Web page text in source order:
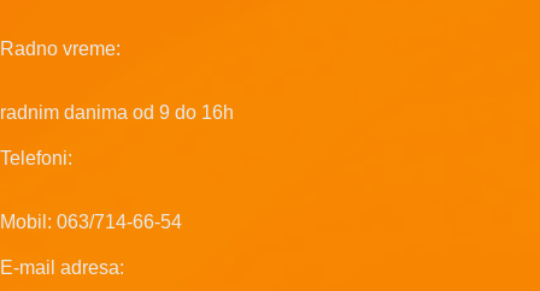
Radno vreme:
radnim danima od 9 do 16h
Telefoni:
Mobil: 063/714-66-54
E-mail adresa: